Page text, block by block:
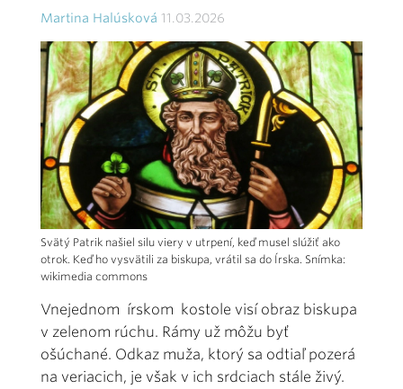
Martina Halúsková 11.03.2026
Svätý Patrik našiel silu viery v utrpení, keď musel slúžiť ako
otrok. Keď ho vysvätili za biskupa, vrátil sa do Írska. Snímka:
wikimedia commons
Vnejednom írskom kostole visí obraz biskupa
v zelenom rúchu. Rámy už môžu byť
ošúchané. Odkaz muža, ktorý sa odtiaľ pozerá
na veriacich, je však v ich srdciach stále živý.